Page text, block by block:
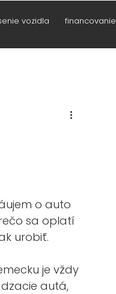
vozidla financovanie
o auto
sa oplatí
urobiť.
je vždy
autá,